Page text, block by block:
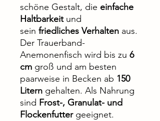
schöne Gestalt, die einfache
Haltbarkeitund
sein friedliches Verhalten aus.
Der Trauerband-
Anemonenfisch wird bis zu 6
cm groß und am besten
paarweise in Becken ab 150
Litern gehalten. Als Nahrung
sind Frost-, Granulat- und
Flockenfuttergeeignet.